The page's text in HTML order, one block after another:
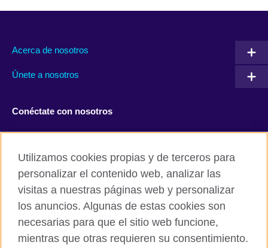
Acerca de nosotros
Únete a nosotros
Conéctate con nosotros
British Council global
Políticas de privacidad y condiciones de uso
Utilizamos cookies propias y de terceros para
personalizar el contenido web, analizar las
visitas a nuestras páginas web y personalizar
los anuncios. Algunas de estas cookies son
necesarias para que el sitio web funcione,
mientras que otras requieren su consentimiento.